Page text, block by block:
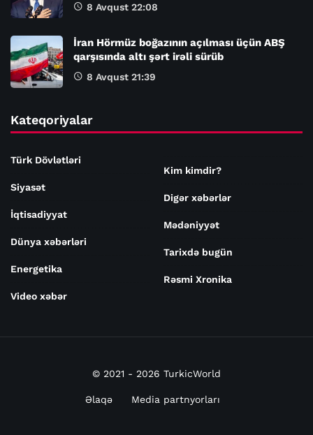
8 Avqust 22:08
İran Hörmüz boğazının açılması üçün ABŞ
qarşısında altı şərt irəli sürüb
8 Avqust 21:39
Kateqoriyalar
Türk Dövlətləri
Siyasət
İqtisadiyyat
Dünya xəbərləri
Energetika
Video xəbər
Kim kimdir?
Digər xəbərlər
Mədəniyyət
Tarixdə bugün
Rəsmi Xronika
© 2021 - 2026 TurkicWorld
Əlaqə Media partnyorları